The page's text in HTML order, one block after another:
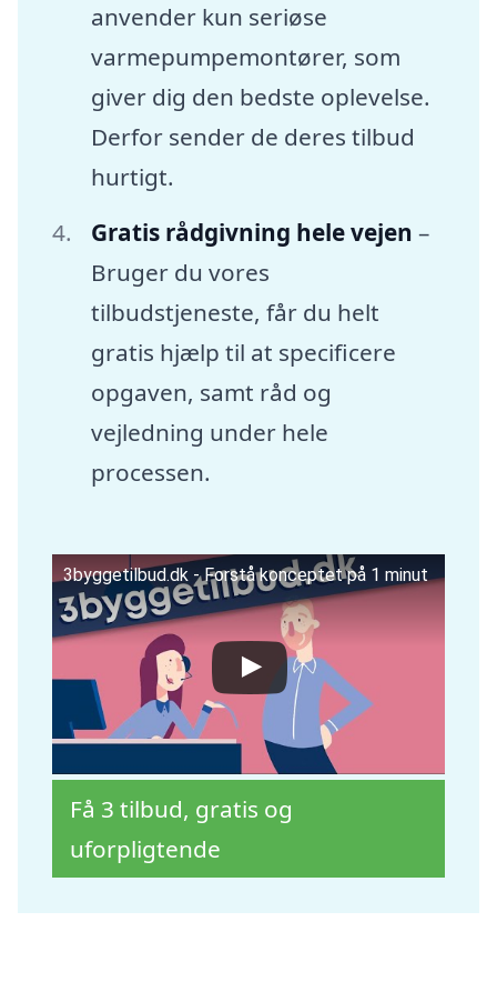
anvender kun seriøse
varmepumpemontører, som
giver dig den bedste oplevelse.
Derfor sender de deres tilbud
hurtigt.
Gratis rådgivning hele vejen –
Bruger du vores
tilbudstjeneste, får du helt
gratis hjælp til at specificere
opgaven, samt råd og
vejledning under hele
processen.
3byggetilbud.dk - Forstå konceptet på 1 minut
Få 3 tilbud, gratis og
uforpligtende